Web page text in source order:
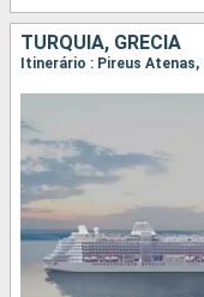
TURQUIA, GRÉCIA
Itinerário : Pireus